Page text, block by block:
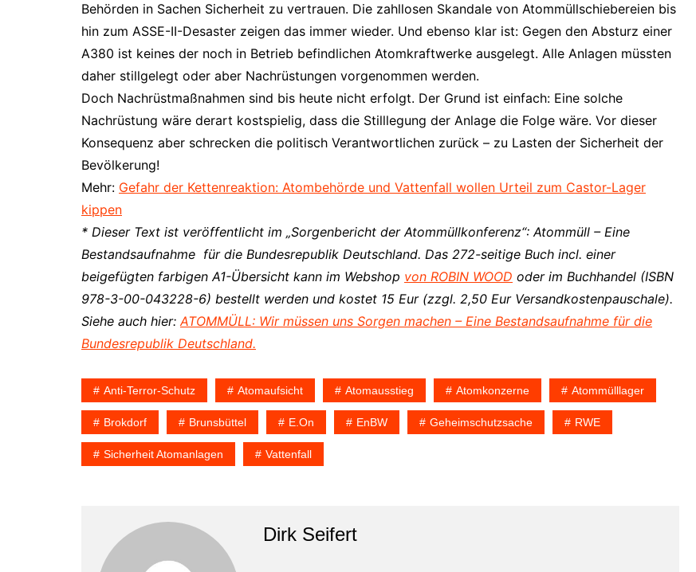
Behörden in Sachen Sicherheit zu vertrauen. Die zahllosen Skandale von Atommüllschiebereien bis
hin zum ASSE-II-Desaster zeigen das immer wieder. Und ebenso klar ist: Gegen den Absturz einer
A380 ist keines der noch in Betrieb befindlichen Atomkraftwerke ausgelegt. Alle Anlagen müssten
daher stillgelegt oder aber Nachrüstungen vorgenommen werden.
Doch Nachrüstmaßnahmen sind bis heute nicht erfolgt. Der Grund ist einfach: Eine solche
Nachrüstung wäre derart kostspielig, dass die Stilllegung der Anlage die Folge wäre. Vor dieser
Konsequenz aber schrecken die politisch Verantwortlichen zurück – zu Lasten der Sicherheit der
Bevölkerung!
Mehr: Gefahr der Kettenreaktion: Atombehörde und Vattenfall wollen Urteil zum Castor-Lager
kippen
* Dieser Text ist veröffentlicht im „Sorgenbericht der Atommüllkonferenz“: Atommüll – Eine
Bestandsaufnahme für die Bundesrepublik Deutschland. Das 272-seitige Buch incl. einer
beigefügten farbigen A1-Übersicht kann im Webshop von ROBIN WOOD oder im Buchhandel (ISBN
978-3-00-043228-6) bestellt werden und kostet 15 Eur (zzgl. 2,50 Eur Versandkostenpauschale).
Siehe auch hier:ATOMMÜLL: Wir müssen uns Sorgen machen – Eine Bestandsaufnahme für die
Bundesrepublik Deutschland.
Anti-Terror-Schutz Atomaufsicht Atomausstieg Atomkonzerne Atommülllager
Brokdorf Brunsbüttel E.on EnBW Geheimschutzsache RWE
Sicherheit Atomanlagen Vattenfall
Dirk Seifert